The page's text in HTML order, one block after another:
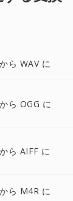
ら WAV に
ら OGG に
ら AIFF に
ら M4R に